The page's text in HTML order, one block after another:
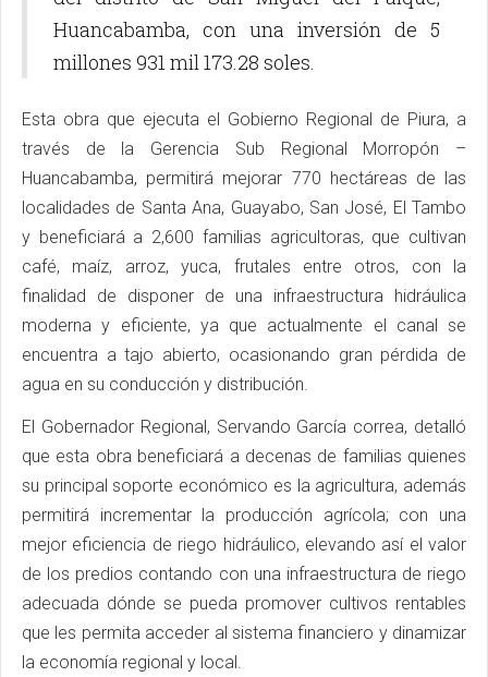
Huancabamba, con una inversión de 5
millones 931 mil 173.28 soles.
Esta obra que ejecuta el Gobierno Regional de Piura, a
través de la Gerencia Sub Regional Morropón –
Huancabamba, permitirá mejorar 770 hectáreas de las
localidades de Santa Ana, Guayabo, San José, El Tambo
y beneficiará a 2,600 familias agricultoras, que cultivan
café, maíz, arroz, yuca, frutales entre otros, con la
finalidad de disponer de una infraestructura hidráulica
moderna y eficiente, ya que actualmente el canal se
encuentra a tajo abierto, ocasionando gran pérdida de
agua en su conducción y distribución.
El Gobernador Regional, Servando García correa, detalló
que esta obra beneficiará a decenas de familias quienes
su principal soporte económico es la agricultura, además
permitirá incrementar la producción agrícola; con una
mejor eficiencia de riego hidráulico, elevando así el valor
de los predios contando con una infraestructura de riego
adecuada dónde se pueda promover cultivos rentables
que les permita acceder al sistema financiero y dinamizar
la economía regional y local.